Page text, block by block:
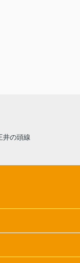
井の頭線